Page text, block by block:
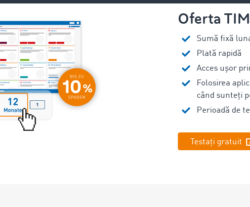
Oferta
Sumă fixă
Plată rapidă
Acces ușor
Folosirea
când sunteți
Perioadă de
Testați gratuit